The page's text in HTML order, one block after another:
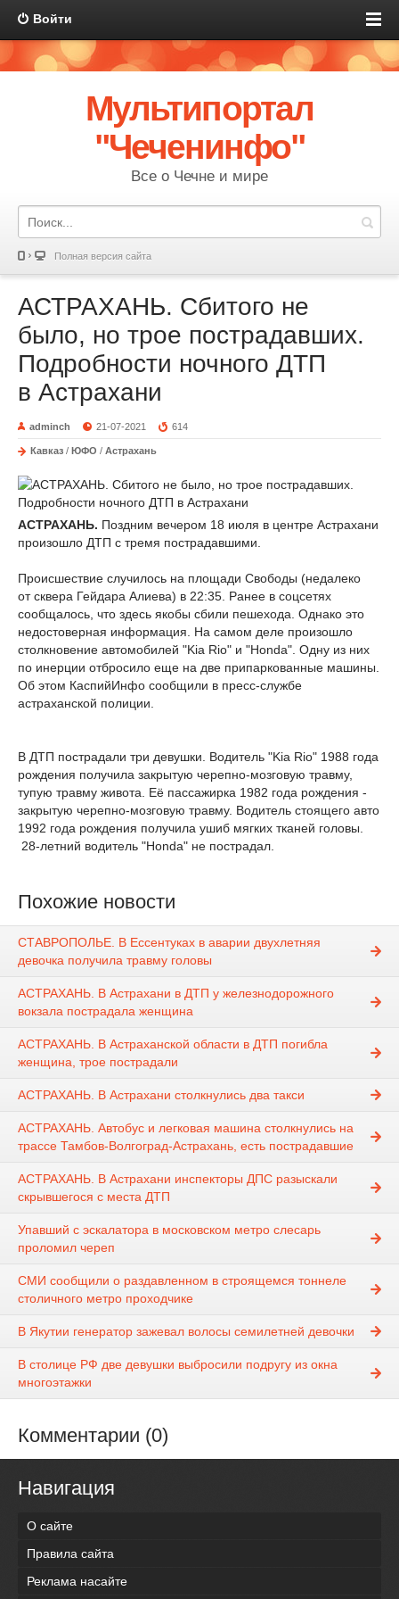
Войти
Мультипортал
"Чеченинфо"
Все о Чечне и мире
Полная версия сайта
АСТРАХАНЬ. Сбитого не
было, но трое пострадавших.
Подробности ночного ДТП
в Астрахани
adminch 21-07-2021 614
Кавказ / ЮФО / Астрахань
АСТРАХАНЬ. Поздним вечером 18 июля в центре Астрахани
произошло ДТП с тремя пострадавшими.
Происшествие случилось на площади Свободы (недалеко
от сквера Гейдара Алиева) в 22:35. Ранее в соцсетях
сообщалось, что здесь якобы сбили пешехода. Однако это
недостоверная информация. На самом деле произошло
столкновение автомобилей "Kia Rio" и "Honda". Одну из них
по инерции отбросило еще на две припаркованные машины.
Об этом КаспийИнфо сообщили в пресс-службе
астраханской полиции.
В ДТП пострадали три девушки. Водитель "Kia Rio" 1988 года
рождения получила закрытую черепно-мозговую травму,
тупую травму живота. Её пассажирка 1982 года рождения -
закрытую черепно-мозговую травму. Водитель стоящего авто
1992 года рождения получила ушиб мягких тканей головы.
28-летний водитель "Honda" не пострадал.
Похожие новости
СТАВРОПОЛЬЕ. В Ессентуках в аварии двухлетняя
девочка получила травму головы
АСТРАХАНЬ. В Астрахани в ДТП у железнодорожного
вокзала пострадала женщина
АСТРАХАНЬ. В Астраханской области в ДТП погибла
женщина, трое пострадали
АСТРАХАНЬ. В Астрахани столкнулись два такси
АСТРАХАНЬ. Автобус и легковая машина столкнулись на
трассе Тамбов-Волгоград-Астрахань, есть пострадавшие
АСТРАХАНЬ. В Астрахани инспекторы ДПС разыскали
скрывшегося с места ДТП
Упавший с эскалатора в московском метро слесарь
проломил череп
СМИ сообщили о раздавленном в строящемся тоннеле
столичного метро проходчике
В Якутии генератор зажевал волосы семилетней девочки
В столице РФ две девушки выбросили подругу из окна
многоэтажки
Комментарии (0)
Навигация
О сайте
Правила сайта
Реклама насайте